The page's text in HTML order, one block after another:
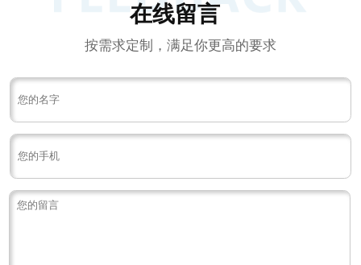
在线留言
按需求定制，满足你更高的要求